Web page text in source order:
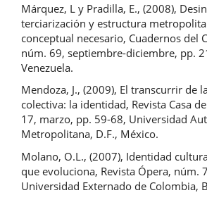
Márquez, L y Pradilla, E., (2008),
terciarización y estructura
conceptual necesario, Cuadernos del
núm. 69, septiembre-diciembre, pp.
Venezuela.
Mendoza, J., (2009), El transcurrir de
colectiva: la identidad, Revista Casa
17, marzo, pp. 59-68, Universidad
Metropolitana, D.F., México.
Molano, O.L., (2007), Identidad
que evoluciona, Revista Ópera, núm.
Universidad Externado de Colombia,